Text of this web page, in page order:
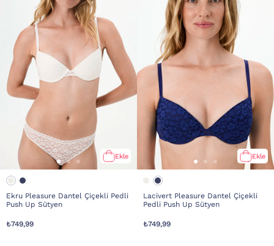
Ekle
Ekru Pleasure Dantel Çiçekli Pedli
Push Up Sütyen
₺749,99
Ekle
Lacivert Pleasure Dantel Çiçekli
Pedli Push Up Sütyen
₺749,99